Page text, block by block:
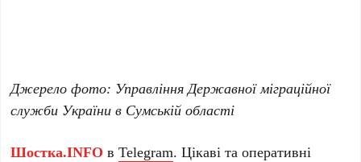
Джерело фото: Управління Державної міграційної
служби України в Сумській області
Шостка.INFO вTelegram. Цікаві та оперативні